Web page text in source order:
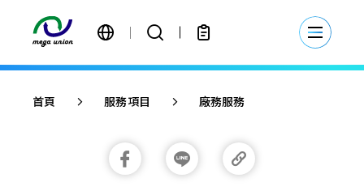
繁體中文
簡體中文
English
首頁 服務項目 廠務服務